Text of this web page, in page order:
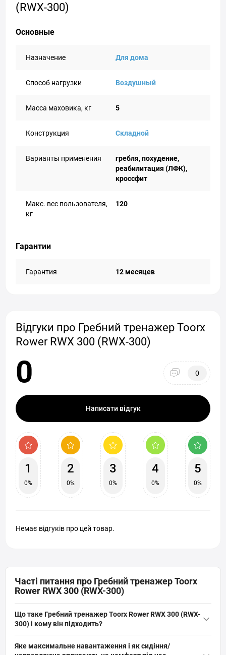
(RWX-300)
Основные
Назначение Для дома
Способ нагрузки Воздушный
Масса маховика, кг 5
Конструкция Складной
Варианты применения
гребля, похудение,
реабилитация (ЛФК),
кроссфит
Макс. вес пользователя,
кг
120
Гарантии
Гарантия 12 месяцев
Відгуки про Гребний тренажер Toorx
Rower RWX 300 (RWX-300)
0 0
Написати відгук
1
0%
2
0%
3
0%
4
0%
5
0%
Немає відгуків про цей товар.
Часті питання про Гребний тренажер Toorx
Rower RWX 300 (RWX-300)
Що таке Гребний тренажер Toorx Rower RWX 300 (RWX-
300) і кому він підходить?
складний домашній тренажер з 5‑кг маховиком, повітряною та
Яке максимальне навантаження і як сидіння/